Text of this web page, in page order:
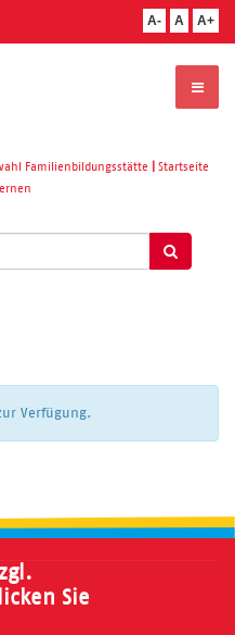
A- A A+
Familienbildungsstätte
Startseite
Verfügung.
Sie